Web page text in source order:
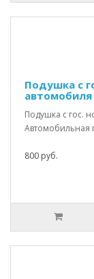
Подушка с
автомобиля
Подушка с гос.
Автомобильная
800 руб.